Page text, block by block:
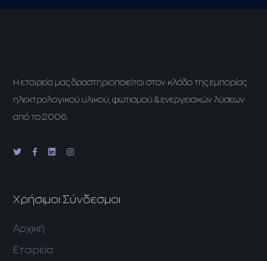
H εταιρεία μας δραστηριοποιείται στον κλάδο της εμπορίας
ηλεκτρολογικού υλικού, φωτισμού & ενεργειακών λύσεων
από το 2006.
Χρήσιμοι Σύνδεσμοι
Αρχική
Εταιρεία